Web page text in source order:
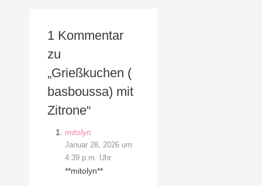
1 Kommentar
zu
„Grießkuchen (
basboussa) mit
Zitrone“
mitolyn
Januar 28, 2026 um
4:39 p.m. Uhr
**mitolyn**